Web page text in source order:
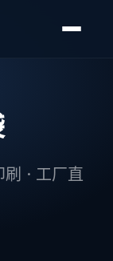
· 工厂直